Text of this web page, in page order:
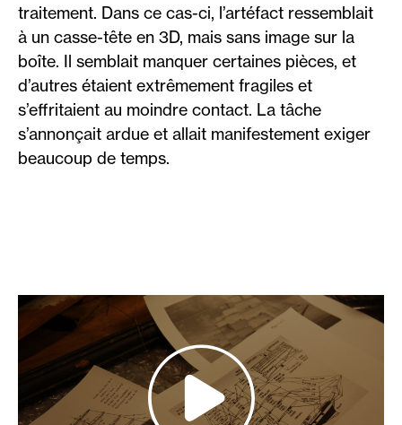
traitement. Dans ce cas-ci, l’artéfact ressemblait
à un casse-tête en 3D, mais sans image sur la
boîte. Il semblait manquer certaines pièces, et
d’autres étaient extrêmement fragiles et
s’effritaient au moindre contact. La tâche
s’annonçait ardue et allait manifestement exiger
beaucoup de temps.